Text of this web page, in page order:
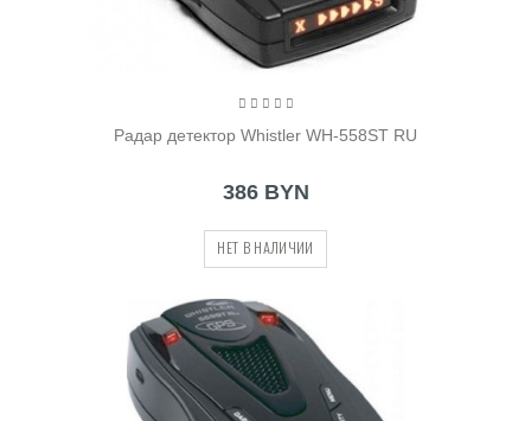
Радар детектор Whistler WH-558ST RU
386 BYN
НЕТ В НАЛИЧИИ